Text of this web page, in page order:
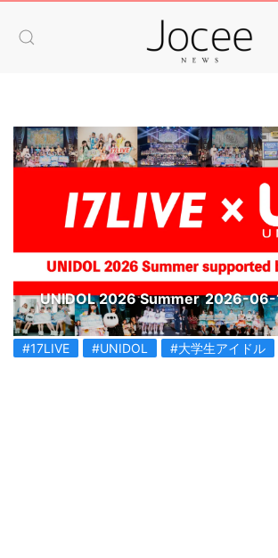
UNIDOL 2026 Summer 2026-06-
#17LIVE #UNIDOL #大学生アイドル